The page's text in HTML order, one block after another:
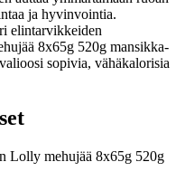
ja hyvinvointia.
elintarvikkeiden
8x65g 520g mansikka-
sopivia, vähäkalorisia
Lolly mehujää 8x65g 520g